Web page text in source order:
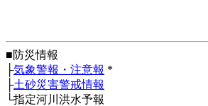
■防災情報
├気象警報・注意報 *
├土砂災害警戒情報
└指定河川洪水予報